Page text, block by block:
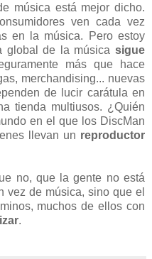
música está mejor dicho.
ven cada vez
en la música. Pero estoy
global de la música sigue
más que hace
merchandising... nuevas
de lucir carátula en
tienda multiusos. ¿Quién
en el que los DiscMan
llevan un reproductor
no, que la gente no está
vez de música, sino que el
muchos de ellos con
.